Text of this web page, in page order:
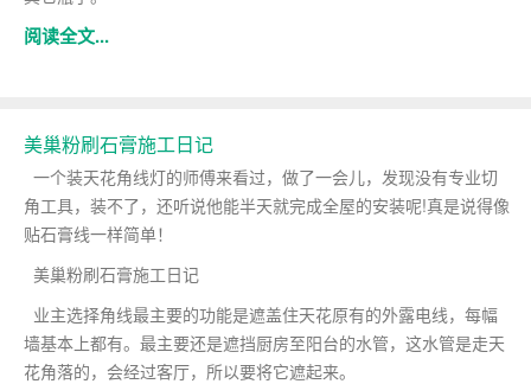
阅读全文...
美巢粉刷石膏施工日记
一个装天花角线灯的师傅来看过，做了一会儿，发现没有专业切
角工具，装不了，还听说他能半天就完成全屋的安装呢!真是说得像
贴石膏线一样简单！
美巢粉刷石膏施工日记
业主选择角线最主要的功能是遮盖住天花原有的外露电线，每幅
墙基本上都有。最主要还是遮挡厨房至阳台的水管，这水管是走天
花角落的，会经过客厅，所以要将它遮起来。